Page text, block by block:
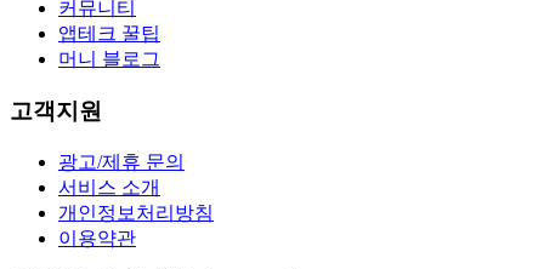
커뮤니티
앱테크 꿀팁
머니 블로그
고객지원
광고/제휴 문의
서비스 소개
개인정보처리방침
이용약관